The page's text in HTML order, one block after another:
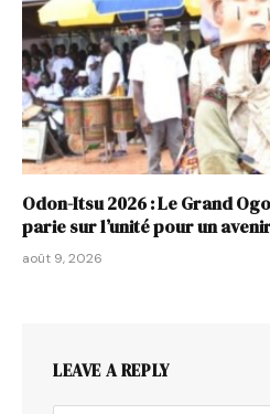
Odon-Itsu 2026 : Le Grand
parie sur l’unité pour un
août 9, 2026
LEAVE A REPLY